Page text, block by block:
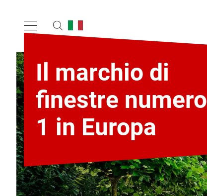
Il marchio di
finestre numero
1 in Europa